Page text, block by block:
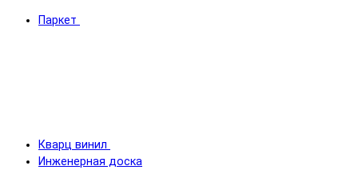
Паркет
Кварц винил
Инженерная доска